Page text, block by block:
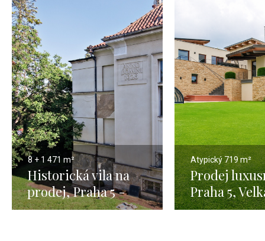
8 + 1 471 m²
Historická vila na
prodej, Praha 5 -
471m
Atypický719 m²
Prodej
Praha 5,
Chuchle -